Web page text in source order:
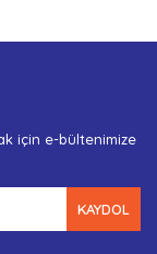
için e-bültenimize
KAYDOL